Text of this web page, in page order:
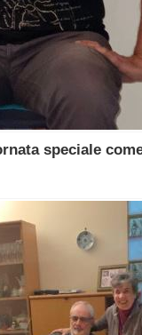
speciale